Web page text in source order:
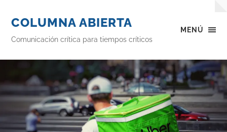
MENÚ
COLUMNA ABIERTA
Comunicación crítica para tiempos críticos